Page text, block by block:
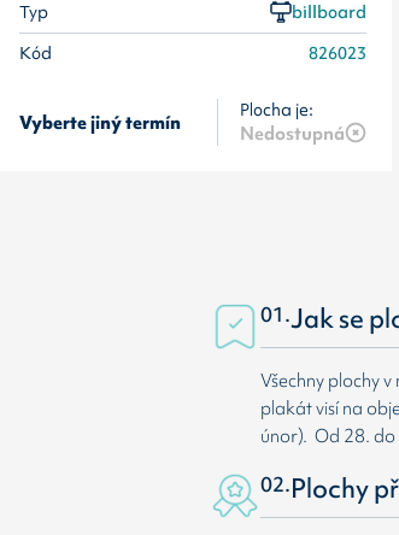
Typ
billboard
Kód
826023
Vyberte jiný termín Plocha je:
Nedostupná
01.Jak se
Všechny plochy
plakát visí na
únor). Od 28. do
02.Plochy